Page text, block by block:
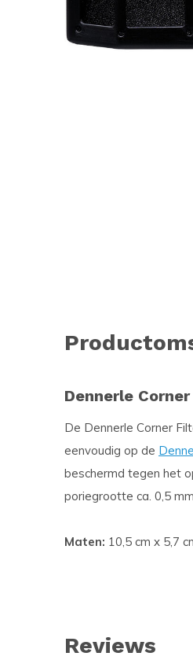
Dennerle
De Dennerle Corner
eenvoudig op de
beschermd tegen het
poriegrootte ca. 0,5
Maten: 10,5 cm x 5,7
Reviews